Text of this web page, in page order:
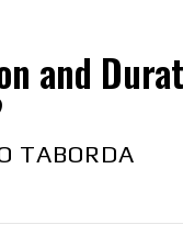
and
TABORDA